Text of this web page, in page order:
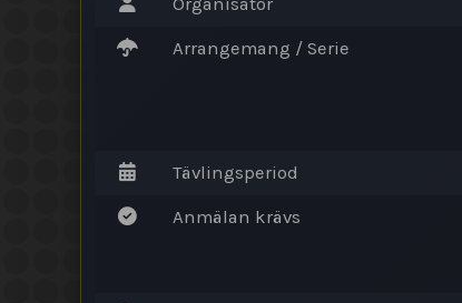
Arrangemang / Serie
Tävlingsperiod
Anmälan krävs